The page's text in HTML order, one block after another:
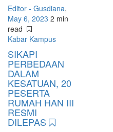
Editor - Gusdiana,
May 6, 2023 2 min
read
Kabar Kampus
SIKAPI
PERBEDAAN
DALAM
KESATUAN, 20
PESERTA
RUMAH HAN III
RESMI
DILEPAS